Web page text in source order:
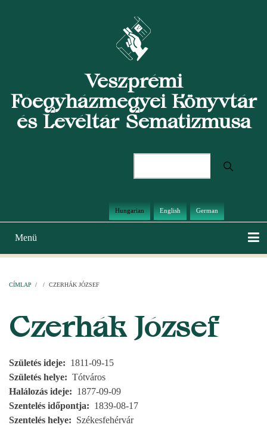
Veszprémi
Főegyházmegyei Könyvtár
és Levéltár Sematizmusa
Hungarian English German
Main
navigation
Menü
CÍMLAP / / CZERHÁK JÓZSEF
Czerhák József
Születés ideje
1811-09-15
Születés helye
Tótváros
Halálozás ideje
1877-09-09
Szentelés időpontja
1839-08-17
Szentelés helye
Székesfehérvár